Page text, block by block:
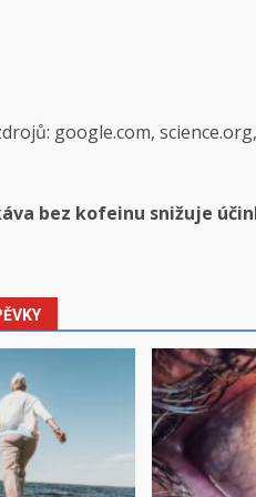
google.com,
bez kofeinu snižuje